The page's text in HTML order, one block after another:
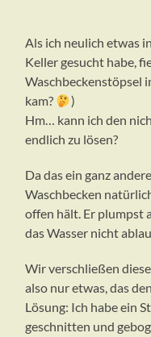
Als ich neulich etwas
Keller gesucht habe,
Waschbeckenstöpsel
kam?
)
Hm… kann ich den
endlich zu lösen?
Da das ein ganz
Waschbecken
offen hält. Er plumpst
das Wasser nicht
Wir verschließen
also nur etwas, das
Lösung: Ich habe ein
geschnitten und